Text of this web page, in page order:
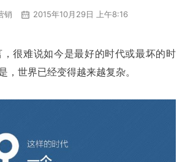
销 2015年10月29日 上午8:16
，世界已经变得越来越复杂。